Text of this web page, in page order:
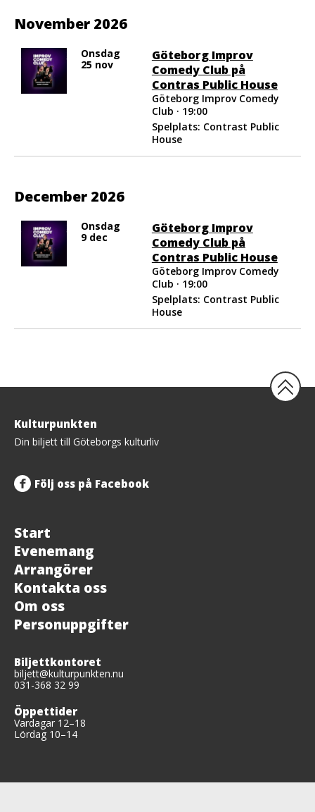
November 2026
Onsdag
25 nov
Göteborg Improv
Comedy Club på
Contras Public House
Göteborg Improv Comedy
Club · 19:00
Spelplats: Contrast Public
House
December 2026
Onsdag
9 dec
Göteborg Improv
Comedy Club på
Contras Public House
Göteborg Improv Comedy
Club · 19:00
Spelplats: Contrast Public
House
Tillbaka
upp
Kulturpunkten
Din biljett till Göteborgs kulturliv
Följ oss på Facebook
Start
Evenemang
Arrangörer
Kontakta oss
Om oss
Personuppgifter
Biljettkontoret
biljett@kulturpunkten.nu
031-368 32 99
Öppettider
Vardagar 12–18
Lördag 10–14